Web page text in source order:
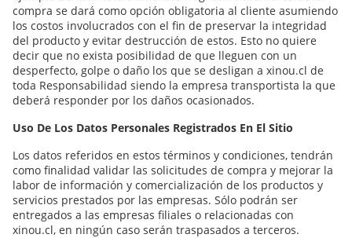
compra se dará como opción obligatoria al cliente asumiendo
los costos involucrados con el fin de preservar la integridad
del producto y evitar destrucción de estos. Esto no quiere
decir que no exista posibilidad de que lleguen con un
desperfecto, golpe o daño los que se desligan a xinou.cl de
toda Responsabilidad siendo la empresa transportista la que
deberá responder por los daños ocasionados.
Uso De Los Datos Personales Registrados En El Sitio
Los datos referidos en estos términos y condiciones, tendrán
como finalidad validar las solicitudes de compra y mejorar la
labor de información y comercialización de los productos y
servicios prestados por las empresas. Sólo podrán ser
entregados a las empresas filiales o relacionadas con
xinou.cl, en ningún caso serán traspasados a terceros.